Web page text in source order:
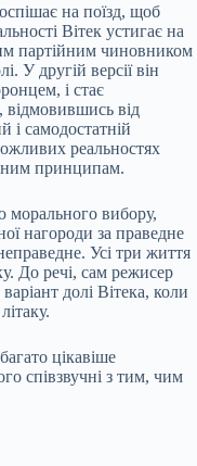
на поїзд, щоб
Вітек устигає на
партійним чиновником
У другій версії він
і стає
відмовившись від
і самодостатній
реальностях
принципам.
морального вибору,
нагороди за праведне
Усі три життя
До речі, сам режисер
долі Вітека, коли
цікавіше
співзвучні з тим, чим